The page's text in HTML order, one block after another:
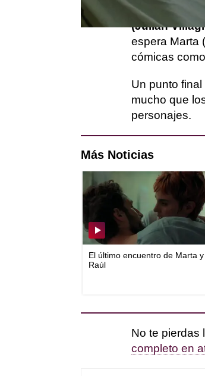
emocional de
(Julián
espera Marta
cómicas
Un punto
mucho que
personajes.
Más Noticias
El último encuentro de Marta y
Raúl
No te pierdas
completo en